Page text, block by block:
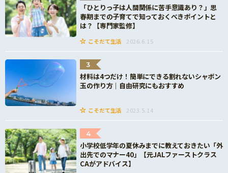
「ひとりっ子は人間関係に苦手意識あり？」思
春期までの子育てで知っておくべきポイントと
は？【専門家監修】
こそだて生活 2026.6.15
3
材料は4つだけ！簡単にできる割れないシャボン
玉の作り方｜自由研究にもおすすめ
こそだて生活 2023.5.14
4
小学校低学年の夏休みまでに教えておきたい「外
出先でのマナー40」【元JALファーストクラス
CAがアドバイス】